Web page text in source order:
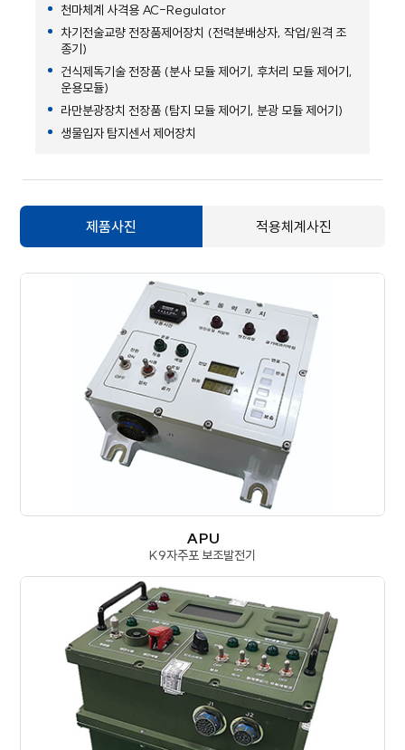
천마체계 사격용 AC-Regulator
차기전술교량 전장품제어장치 (전력분배상자, 작업/원격 조
종기)
건식제독기술 전장품 (분사 모듈 제어기, 후처리 모듈 제어기,
운용모듈)
라만분광장치 전장품 (탐지 모듈 제어기, 분광 모듈 제어기)
생물입자 탐지센서 제어장치
제품사진 적용체계사진
APU
K9자주포 보조발전기